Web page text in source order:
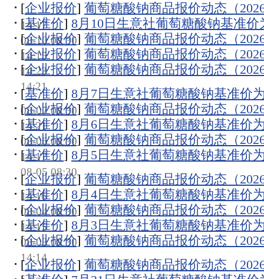
[企业报价] 葡萄糖酸钠商品报价动态（
14:17
[基准价] 8月10日生意社葡萄糖酸钠基准价
08-10 08:30
[企业报价] 葡萄糖酸钠商品报价动态（
14:15
[企业报价] 葡萄糖酸钠商品报价动态（
14:23
[企业报价] 葡萄糖酸钠商品报价动态（
14:21
[基准价] 8月7日生意社葡萄糖酸钠基准价
08-07 08:30
[企业报价] 葡萄糖酸钠商品报价动态（
14:21
[基准价] 8月6日生意社葡萄糖酸钠基准价
08-06 08:30
[企业报价] 葡萄糖酸钠商品报价动态（
14:17
[基准价] 8月5日生意社葡萄糖酸钠基准价
08-05 08:30
[企业报价] 葡萄糖酸钠商品报价动态（
14:16
[基准价] 8月4日生意社葡萄糖酸钠基准价
08-04 08:30
[企业报价] 葡萄糖酸钠商品报价动态（
14:15
[基准价] 8月3日生意社葡萄糖酸钠基准价
08-03 08:30
[企业报价] 葡萄糖酸钠商品报价动态（
14:14
[企业报价] 葡萄糖酸钠商品报价动态（